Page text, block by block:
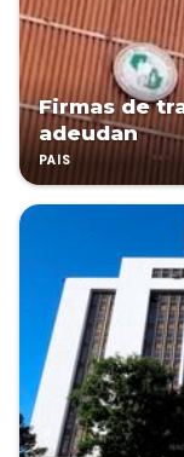
Firmas de
adeudan
PAÍS